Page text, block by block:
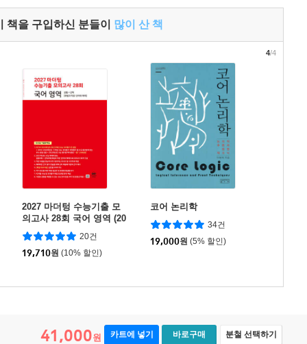
책을 구입하신 분들이 많이 산 책
2027 마더텅 수능기출 모
의고사 28회 국어 영역 (20
26년)
20건
19,710원 (10% 할인)
코어 논리학
34건
19,000원 (5% 할인)
4/4
41,000원 카트에 넣기 바로구매 분철 선택하기